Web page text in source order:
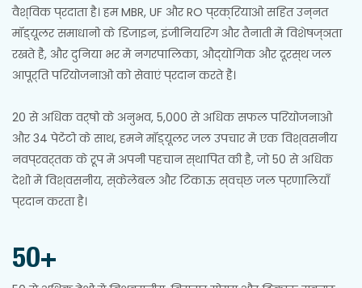
वैश्विक प्रदाता है। हम MBR, UF और RO प्रक्रियाओं सहित उन्नत
मॉड्यूलर समाधानों के डिजाइन, इंजीनियरिंग और तैनाती में विशेषज्ञता
रखते हैं, और दुनिया भर में नगरपालिका, औद्योगिक और दूरस्थ जल
आपूर्ति परियोजनाओं को सेवाएं प्रदान करते हैं।
20 से अधिक वर्षों के अनुभव, 5,000 से अधिक सफल परियोजनाओं
और 34 पेटेंटों के साथ, हमने मॉड्यूलर जल उपचार में एक विश्वसनीय
नवप्रवर्तक के रूप में अपनी पहचान स्थापित की है, जो 50 से अधिक
देशों में विश्वसनीय, स्केलेबल और टिकाऊ स्वच्छ जल प्रणालियाँ
प्रदान करता है।
50+